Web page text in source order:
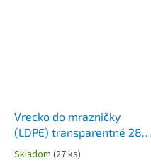
Vrecko do mrazničky
(LDPE) transparentné 28 x
45 cm 6L `XL` [20 ks]
Skladom (27 ks)